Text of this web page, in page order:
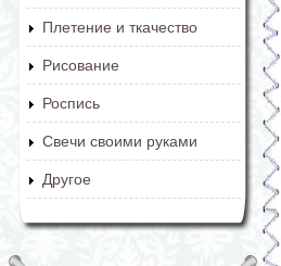
Плетение и ткачество
Рисование
Роспись
Свечи своими руками
Другое